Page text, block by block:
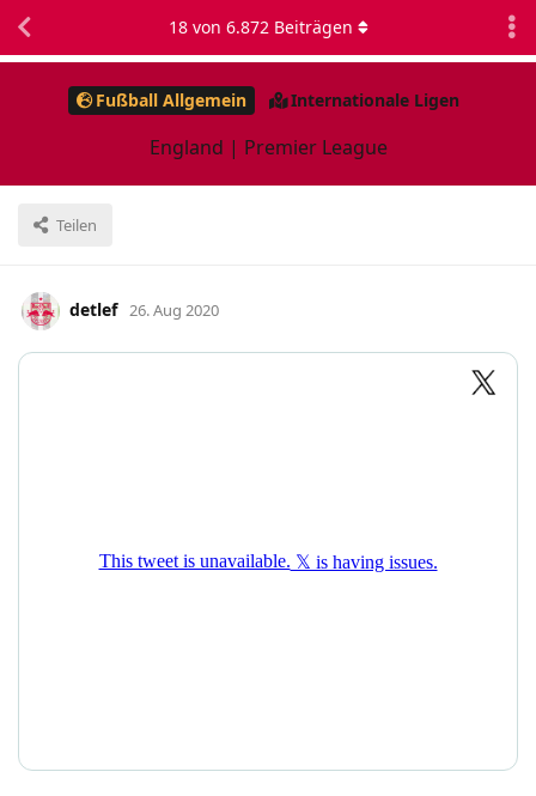
Fußball Allgemein Internationale Ligen
England | Premier League
Teilen
18von 6.872Beiträgen
detlef 26. Aug 2020